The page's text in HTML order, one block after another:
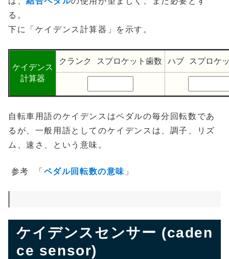
る。
下に「ケイデンス計算器」を示す。
ケイデンス
計算器
クランク スプロケット歯数 ハブ スプロケ
自転車用語のケイデンスはペダルの毎分回転数であ
るが、一般用語としてのケイデンスは、調子、リズ
ム、速さ、という意味。
参考 「 ペダル回転数の意味 」
ケイデンスセンサー (caden
ce sensor)